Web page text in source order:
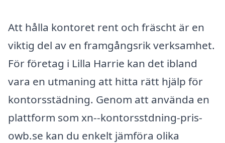
Att hålla kontoret rent och fräscht är en
viktig del av en framgångsrik verksamhet.
För företag i Lilla Harrie kan det ibland
vara en utmaning att hitta rätt hjälp för
kontorsstädning. Genom att använda en
plattform som xn--kontorsstdning-pris-
owb.se kan du enkelt jämföra olika